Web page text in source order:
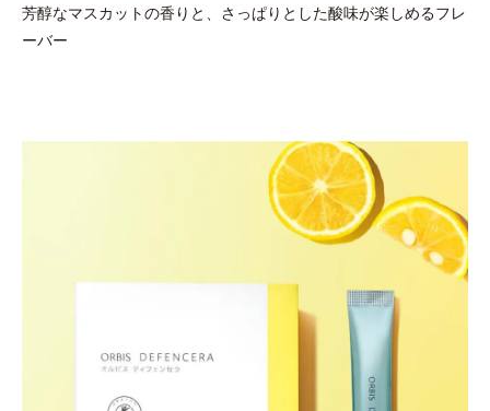
芳醇なマスカットの香りと、さっぱりとした酸味が楽しめるフレ
ーバー